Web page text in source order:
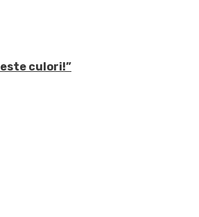
culori!”